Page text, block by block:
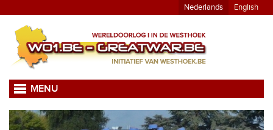
Nederlands English
MENU